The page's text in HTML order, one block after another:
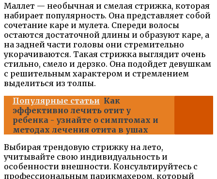
Маллет — необычная и смелая стрижка, которая
набирает популярность. Она представляет собой
сочетание каре и мулета. Спереди волосы
остаются достаточной длины и образуют каре, а
на задней части головы они стремительно
укорачиваются. Такая стрижка выглядит очень
стильно, смело и дерзко. Она подойдет девушкам
с решительным характером и стремлением
выделиться из толпы.
Популярные статьи Как
эффективно лечить отит у
ребенка - узнайте о симптомах и
методах лечения отита в ушах
Выбирая трендовую стрижку на лето,
учитывайте свою индивидуальность и
особенности внешности. Консультируйтесь с
профессиональным парикмахером, который